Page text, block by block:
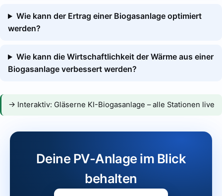
Wie kann der Ertrag einer Biogasanlage optimiert
werden?
Wie kann die Wirtschaftlichkeit der Wärme aus einer
Biogasanlage verbessert werden?
→ Interaktiv: Gläserne KI-Biogasanlage – alle Stationen live
Deine PV-Anlage im Blick
behalten